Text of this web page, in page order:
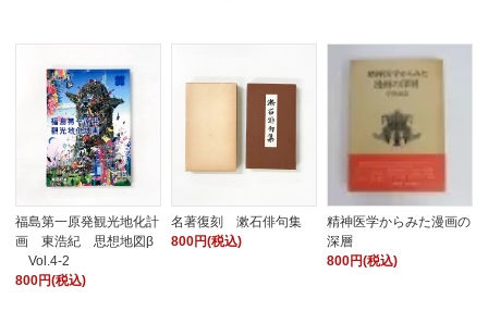
福島第一原発観光地化計
画 東浩紀 思想地図β
Vol.4-2
800円(税込)
名著復刻 漱石俳句集
800円(税込)
精神医学からみた漫画の
深層
800円(税込)